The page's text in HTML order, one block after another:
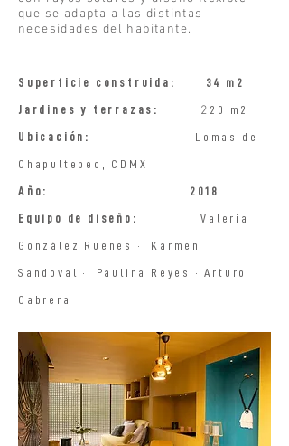
que se adapta a las distintas
necesidades del habitante.
Superficie construida: 34 m2
Jardines y terrazas: 2 20 m2
Ubicación: Lomas de
Chapultepec, CDMX
Año: 2018
Equipo de diseño: Valeria
González Ruenes · Karmen
Sandoval · Paulina Reyes · Arturo
Cabrera